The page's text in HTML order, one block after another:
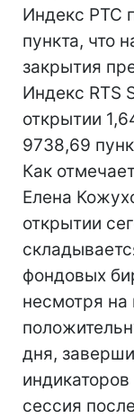
Индекс РТС
пункта, что
закрытия
Индекс RTS
открытии
9738,69
Как
Елена
открытии
фондовых
несмотря на
дня,
сессия